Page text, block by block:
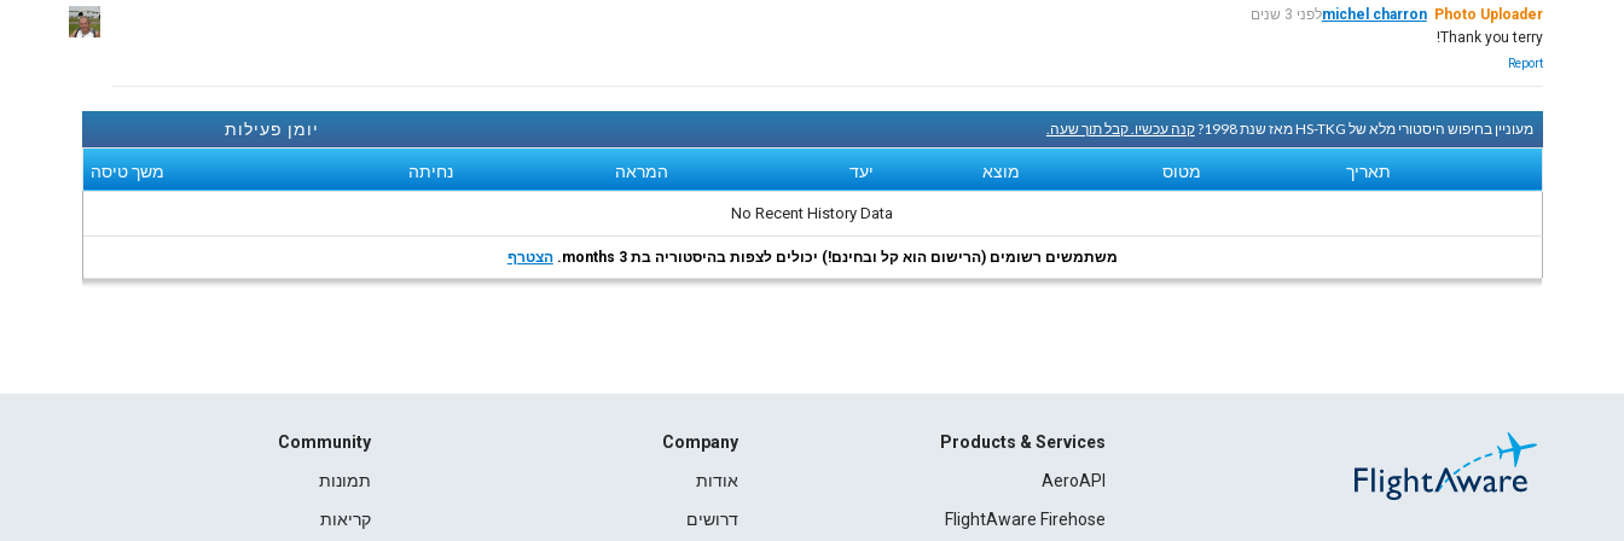
michel charron Photo Uploader
לפני 3 שנים
Thank you terry!
Report
יומן פעילות מעוניין בחיפוש היסטורי מלא של HS-TKG מאז שנת 1998? קנה עכשיו. קבל תוך שעה.
תאריך מטוס מוצא יעד המראה נחיתה משך טיסה
No Recent History Data
משתמשים רשומים (הרישום הוא קל ובחינם!) יכולים לצפות בהיסטוריה בת 3 months. הצטרף
Products & Services
AeroAPI
FlightAware Firehose
Company
אודות
דרושים
Community
תמונות
קריאות